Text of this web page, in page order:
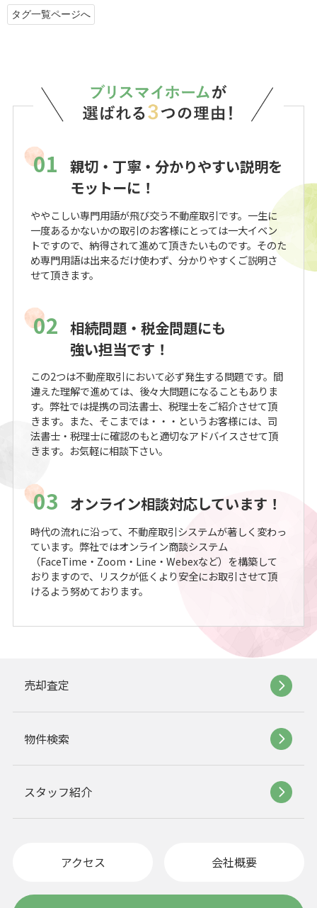
タグ一覧ページへ
01
親切・丁寧・分かりやすい説明を
モットーに！
ややこしい専門用語が飛び交う不動産取引です。一生に
一度あるかないかの取引のお客様にとっては一大イベン
トですので、納得されて進めて頂きたいものです。そのた
め専門用語は出来るだけ使わず、分かりやすくご説明さ
せて頂きます。
02 相続問題・税金問題にも
強い担当です！
この2つは不動産取引において必ず発生する問題です。間
違えた理解で進めては、後々大問題になることもありま
す。弊社では提携の司法書士、税理士をご紹介させて頂
きます。また、そこまでは・・・というお客様には、司
法書士・税理士に確認のもと適切なアドバイスさせて頂
きます。お気軽に相談下さい。
03 オンライン相談対応しています！
時代の流れに沿って、不動産取引システムが著しく変わっ
ています。弊社ではオンライン商談システム
（FaceTime・Zoom・Line・Webexなど）を構築して
おりますので、リスクが低くより安全にお取引させて頂
けるよう努めております。
売却査定
物件検索
スタッフ紹介
アクセス 会社概要